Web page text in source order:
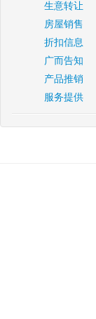
生意转让
房屋销售
折扣信息
广而告知
产品推销
服务提供